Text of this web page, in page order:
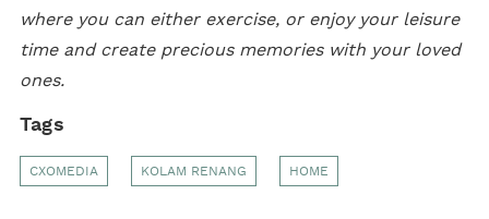
where you can either exercise, or enjoy your leisure
time and create precious memories with your loved
ones.
Tags
CXOMEDIA KOLAM RENANG HOME